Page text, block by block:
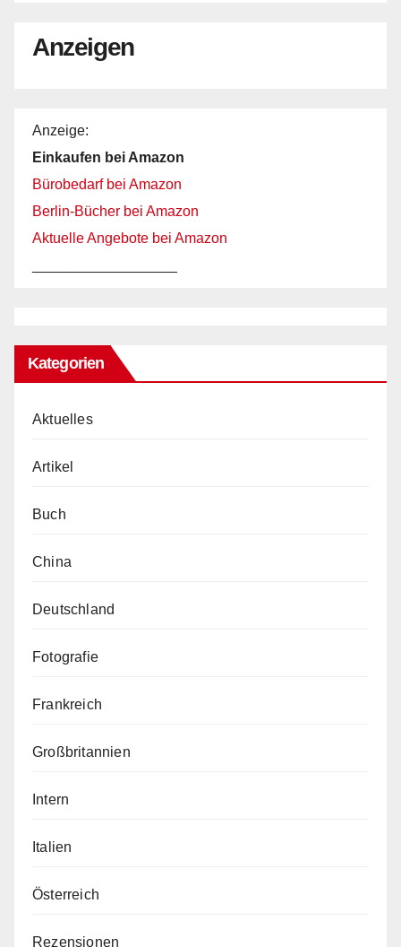
Anzeigen
Anzeige:
Einkaufen bei Amazon
Bürobedarf bei Amazon
Berlin-Bücher bei Amazon
Aktuelle Angebote bei Amazon
Kategorien
Aktuelles
Artikel
Buch
China
Deutschland
Fotografie
Frankreich
Großbritannien
Intern
Italien
Österreich
Rezensionen